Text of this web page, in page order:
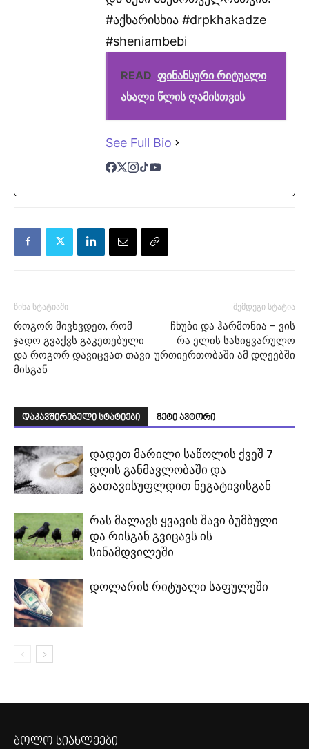
#აქხარისხია #drpkhakadze
#sheniambebi
READ ფინანსური რიტუალი
ახალი წლის ღამისთვის
See Full Bio
წინა სტატიაში
როგორ მივხვდეთ, რომ
ჯადო გვაქვს გაკეთებული
და როგორ დავიცვათ თავი
მისგან
შემდეგი სტატია
ჩხუბი და ჰარმონია – ვის
რა ელის სასიყვარულო
ურთიერთობაში ამ დღეებში
დაკავშირებული სტატიები მეტი ავტორი
დადეთ მარილი საწოლის ქვეშ 7
დღის განმავლობაში და
გათავისუფლდით ნეგატივისგან
რას მალავს ყვავის შავი ბუმბული
და რისგან გვიცავს ის
სინამდვილეში
დოლარის რიტუალი საფულეში
ბოლო სიახლეები